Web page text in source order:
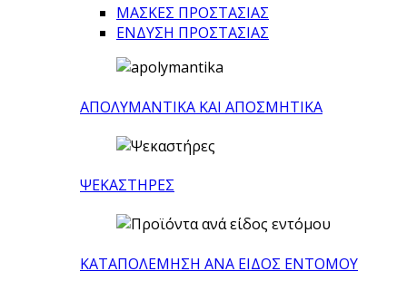
ΜΑΣΚΕΣ ΠΡΟΣΤΑΣΙΑΣ
ΕΝΔΥΣΗ ΠΡΟΣΤΑΣΙΑΣ
ΑΠΟΛΥΜΑΝΤΙΚΑ ΚΑΙ ΑΠΟΣΜΗΤΙΚΑ
ΨΕΚΑΣΤΗΡΕΣ
ΚΑΤΑΠΟΛΕΜΗΣΗ ΑΝΑ ΕΙΔΟΣ ΕΝΤΟΜΟΥ